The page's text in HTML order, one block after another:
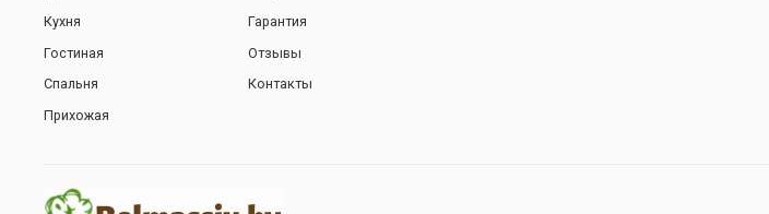
Кухня
Гостиная
Спальня
Прихожая
Гарантия
Отзывы
Контакты